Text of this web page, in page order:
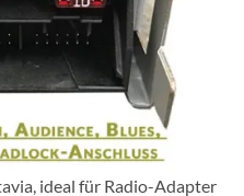
ideal für Radio-Adapter